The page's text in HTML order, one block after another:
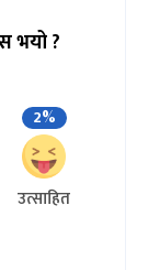
भयो ?
2%
उत्साहित